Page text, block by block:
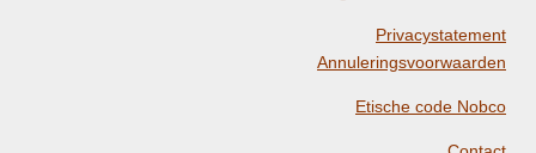
Privacystatement
Annuleringsvoorwaarden
Etische code Nobco